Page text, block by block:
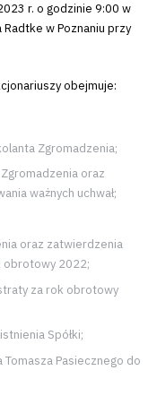
r. o godzinie 9:00 w
w Poznaniu przy
obejmuje:
Zgromadzenia;
oraz
ważnych uchwał;
oraz zatwierdzenia
obrotowy 2022;
za rok obrotowy
Spółki;
Tomasza Pasiecznego do